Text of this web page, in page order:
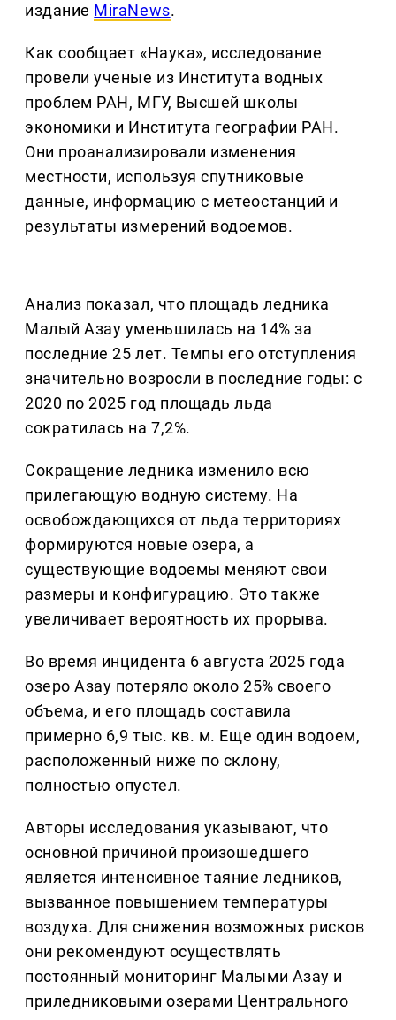
издание MiraNews.
Как сообщает «Наука», исследование
провели ученые из Института водных
проблем РАН, МГУ, Высшей школы
экономики и Института географии РАН.
Они проанализировали изменения
местности, используя спутниковые
данные, информацию с метеостанций и
результаты измерений водоемов.
Анализ показал, что площадь ледника
Малый Азау уменьшилась на 14% за
последние 25 лет. Темпы его отступления
значительно возросли в последние годы: с
2020 по 2025 год площадь льда
сократилась на 7,2%.
Сокращение ледника изменило всю
прилегающую водную систему. На
освобождающихся от льда территориях
формируются новые озера, а
существующие водоемы меняют свои
размеры и конфигурацию. Это также
увеличивает вероятность их прорыва.
Во время инцидента 6 августа 2025 года
озеро Азау потеряло около 25% своего
объема, и его площадь составила
примерно 6,9 тыс. кв. м. Еще один водоем,
расположенный ниже по склону,
полностью опустел.
Авторы исследования указывают, что
основной причиной произошедшего
является интенсивное таяние ледников,
вызванное повышением температуры
воздуха. Для снижения возможных рисков
они рекомендуют осуществлять
постоянный мониторинг Малыми Азау и
приледниковыми озерами Центрального